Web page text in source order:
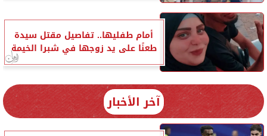
أمام طفليها.. تفاصيل مقتل سيدة
طعنًا على يد زوجها في شبرا الخيمة
آخر الأخبار